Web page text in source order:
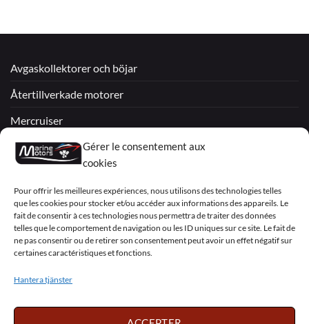
Gérer le consentement aux
cookies
Pour offrir les meilleures expériences, nous utilisons des technologies telles
que les cookies pour stocker et/ou accéder aux informations des appareils. Le
fait de consentir à ces technologies nous permettra de traiter des données
telles que le comportement de navigation ou les ID uniques sur ce site. Le fait de
ne pas consentir ou de retirer son consentement peut avoir un effet négatif sur
certaines caractéristiques et fonctions.
Hantera tjänster
Avgaskollektorer och böjar
Återtillverkade motorer
Mercruiser
VOLVO PENTA / OMC
My Account
Visa PayPal